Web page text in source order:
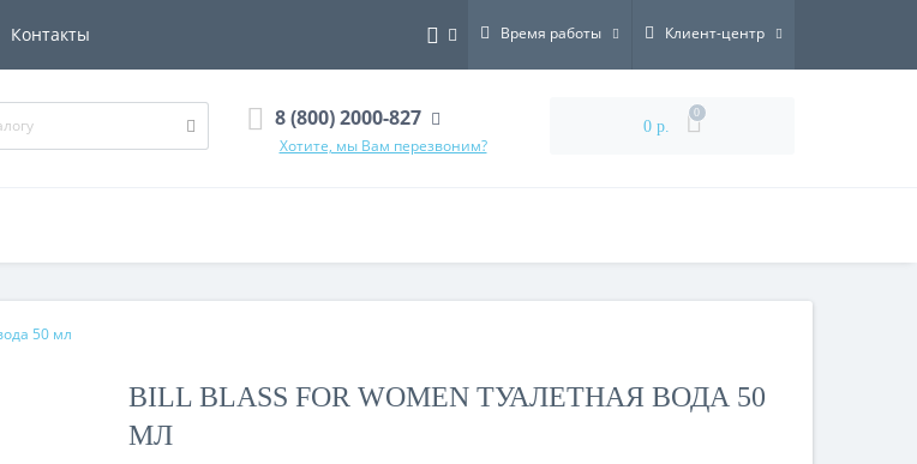
Контакты Время работы Клиент-центр
8 (800) 2000-827
Хотите, мы Вам перезвоним?
0 р.
0
50 мл
BILL BLASS FOR WOMEN ТУАЛЕТНАЯ ВОДА 50
МЛ